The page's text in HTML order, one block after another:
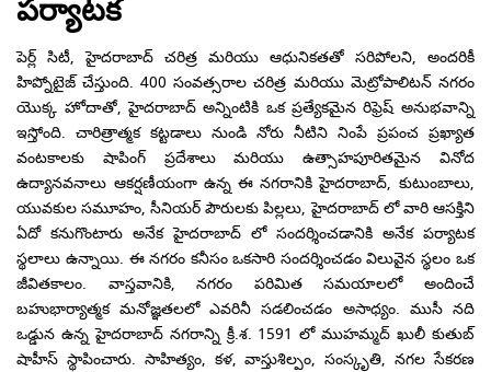
పర్యాటక
పెర్ల్ సిటీ, హైదరాబాద్ చరిత్ర మరియు ఆధునికతతో సరిపోలని, అందరికీ
హిప్నోటైజ్ చేస్తుంది. 400 సంవత్సరాల చరిత్ర మరియు మెట్రోపాలిటన్ నగరం
యొక్క హోదాతో, హైదరాబాద్ అన్నింటికి ఒక ప్రత్యేకమైన రిఫ్రెష్ అనుభవాన్ని
ఇస్తోంది. చారిత్రాత్మక కట్టడాలు నుండి నోరు నీటిని నింపే ప్రపంచ ప్రఖ్యాత
వంటకాలకు షాపింగ్ ప్రదేశాలు మరియు ఉత్సాహపూరితమైన వినోద
ఉద్యానవనాలు ఆకర్షణీయంగా ఉన్న ఈ నగరానికి హైదరాబాద్, కుటుంబాలు,
యువకుల సమూహం, సీనియర్ పౌరులకు పిల్లలు, హైదరాబాద్ లో వారి ఆసక్తిని
ఏదో కనుగొంటారు అనేక హైదరాబాద్ లో సందర్శించడానికి అనేక పర్యాటక
స్థలాలు ఉన్నాయి. ఈ నగరం కనీసం ఒకసారి సందర్శించడం విలువైన స్థలం ఒక
జీవితకాలం. వాస్తవానికి, నగరం పరిమిత సమయాలలో అందించే
బహుభార్యాత్మక మనోజ్ఞతలలో ఎవరినీ సడలించడం అసాధ్యం. ముసీ నది
ఒడ్డున ఉన్న హైదరాబాద్ నగరాన్ని క్రీ.శ. 1591 లో ముహమ్మద్ ఖులీ కుతుబ్
షాహీస్ స్థాపించారు. సాహిత్యం, కళ, వాస్తుశిల్పం, సంస్కృతి, నగల సేకరణ